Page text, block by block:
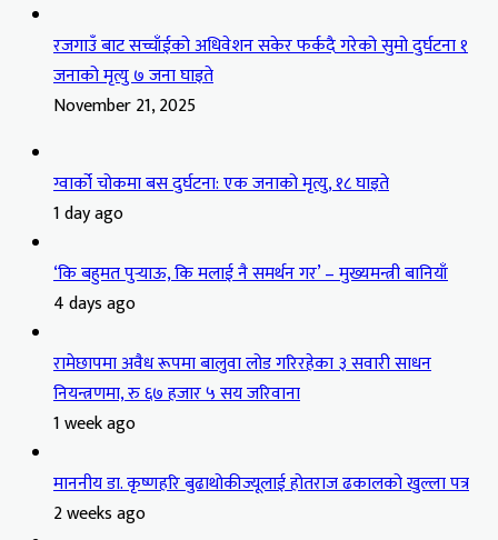
रजगाउँ बाट सच्चाँईको अधिवेशन सकेर फर्कदै गरेको सुमो दुर्घटना १
जनाको मृत्यु ७ जना घाइते
November 21, 2025
ग्वार्को चोकमा बस दुर्घटना: एक जनाको मृत्यु, १८ घाइते
1 day ago
‘कि बहुमत पुर्‍याऊ, कि मलाई नै समर्थन गर’ – मुख्यमन्त्री बानियाँ
4 days ago
रामेछापमा अवैध रूपमा बालुवा लोड गरिरहेका ३ सवारी साधन
नियन्त्रणमा, रु ६७ हजार ५ सय जरिवाना
1 week ago
माननीय डा. कृष्णहरि बुढाथोकीज्यूलाई होतराज ढकालको खुल्ला पत्र
2 weeks ago